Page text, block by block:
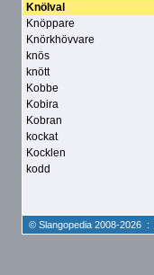
Knölval
Knöppare
Knörkhövvare
knös
knött
Kobbe
Kobira
Kobran
kockat
Kocklen
kodd
© Slangopedia 2008-2026 :